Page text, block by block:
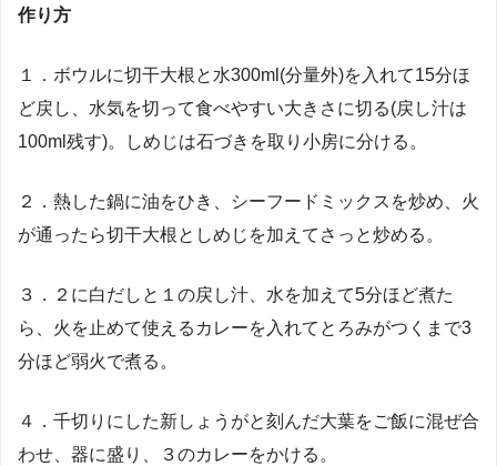
作り方
１．ボウルに切干大根と水300ml(分量外)を入れて15分ほ
ど戻し、水気を切って食べやすい大きさに切る(戻し汁は
100ml残す)。しめじは石づきを取り小房に分ける。
２．熱した鍋に油をひき、シーフードミックスを炒め、火
が通ったら切干大根としめじを加えてさっと炒める。
３．２に白だしと１の戻し汁、水を加えて5分ほど煮た
ら、火を止めて使えるカレーを入れてとろみがつくまで3
分ほど弱火で煮る。
４．千切りにした新しょうがと刻んだ大葉をご飯に混ぜ合
わせ、器に盛り、３のカレーをかける。